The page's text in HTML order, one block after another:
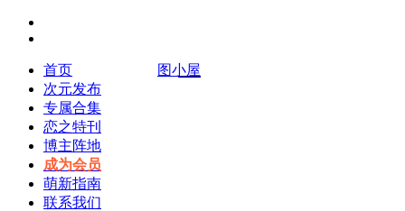
图小屋
首页
次元发布
专属合集
恋之特刊
博主阵地
成为会员
萌新指南
联系我们